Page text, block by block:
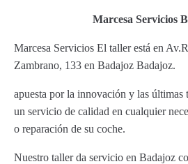
Marcesa Servicios
Marcesa Servicios El taller está en
Zambrano, 133 en Badajoz Badajoz.
apuesta por la innovación y las últimas
un servicio de calidad en cualquier
o reparación de su coche.
Nuestro taller da servicio en Badajoz